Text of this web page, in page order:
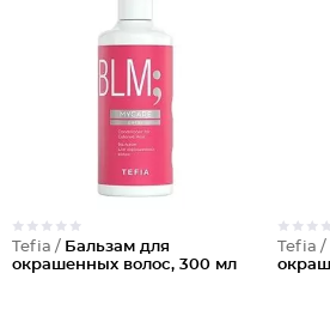
Tefia / Бальзам для
окрашенных волос, 300 мл
Tefia /